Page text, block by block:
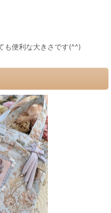
も便利な大きさです(^^)